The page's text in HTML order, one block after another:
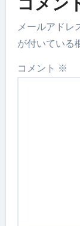
メールアドレ
が付いている
コメント ※